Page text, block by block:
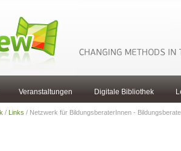
Veranstaltungen Digitale Bibliothek
/ Links / Netzwerk für BildungsberaterInnen -